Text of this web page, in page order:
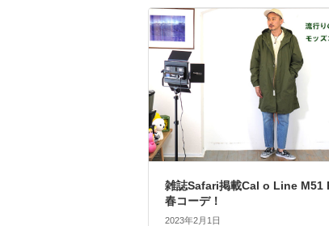
雑誌Safari掲載Cal o Line M51
春コーデ！
2023年2月1日